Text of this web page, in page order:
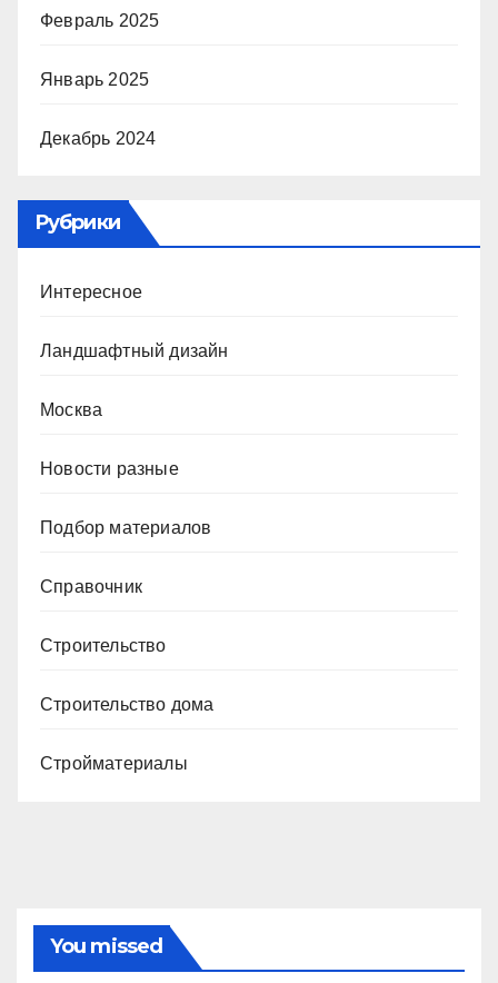
Февраль 2025
Январь 2025
Декабрь 2024
Рубрики
Интересное
Ландшафтный дизайн
Москва
Новости разные
Подбор материалов
Справочник
Строительство
Строительство дома
Стройматериалы
You missed